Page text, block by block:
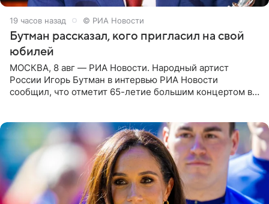
19 часов назад © РИА Новости
Бутман рассказал, кого пригласил на свой
юбилей
МОСКВА, 8 авг — РИА Новости. Народный артист
России Игорь Бутман в интервью РИА Новости
сообщил, что отметит 65-летие большим концертом в